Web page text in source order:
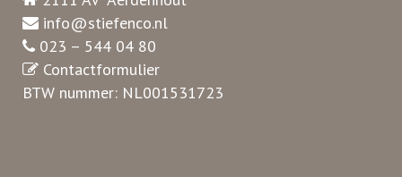
info@stiefenco.nl
023 – 544 04 80
Contactformulier
BTW nummer: NL001531723